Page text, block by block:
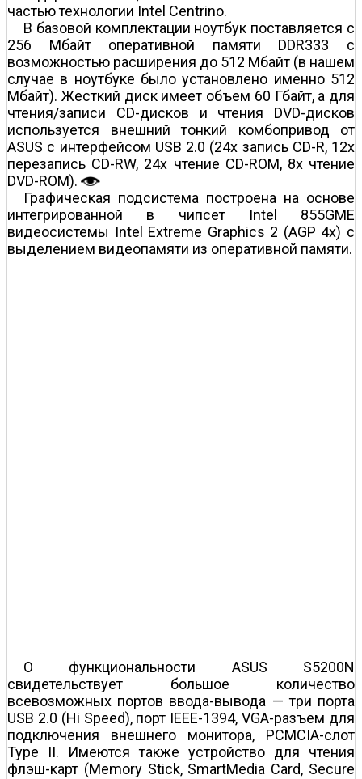
частью технологии Intel Centrino.
В базовой комплектации ноутбук поставляется с
256 Мбайт оперативной памяти DDR333 с
возможностью расширения до 512 Мбайт (в нашем
случае в ноутбуке было установлено именно 512
Мбайт). Жесткий диск имеет объем 60 Гбайт, а для
чтения/записи CD-дисков и чтения DVD-дисков
используется внешний тонкий комбопривод от
ASUS с интерфейсом USB 2.0 (24x запись CD-R, 12х
перезапись CD-RW, 24х чтение CD-ROM, 8х чтение
DVD-ROM).
Графическая подсистема построена на основе
интегрированной в чипсет Intel 855GME
видеосистемы Intel Extreme Graphics 2 (AGP 4x) c
выделением видеопамяти из оперативной памяти.
О функциональности ASUS S5200N
свидетельствует большое количество
всевозможных портов ввода-вывода — три порта
USB 2.0 (Hi Speed), порт IEEE-1394, VGA-разъем для
подключения внешнего монитора, PCMCIA-слот
Type II. Имеются также устройство для чтения
флэш-карт (Memory Stick, SmartMedia Card, Secure